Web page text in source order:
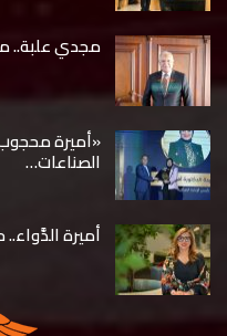
مجدي علبة..
«أميرة
الصناعات…
أميرة